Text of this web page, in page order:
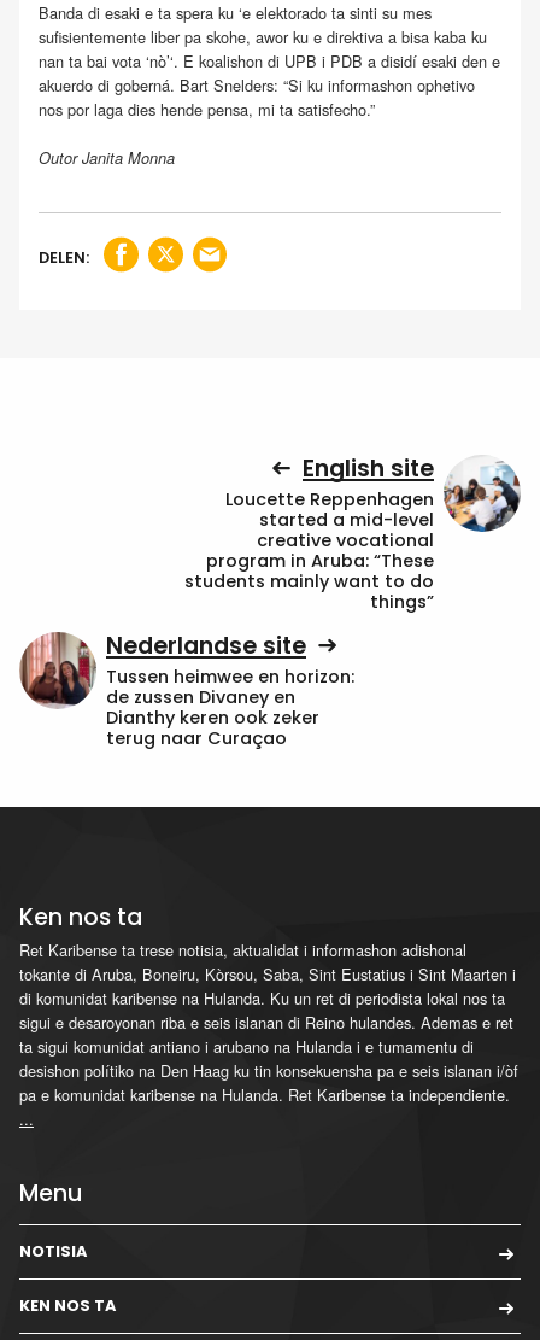
Banda di esaki e ta spera ku ‘e elektorado ta sinti su mes
sufisientemente liber pa skohe, awor ku e direktiva a bisa kaba ku
nan ta bai vota ‘nò’‘. E koalishon di UPB i PDB a disidí esaki den e
akuerdo di goberná. Bart Snelders: “Si ku informashon ophetivo
nos por laga dies hende pensa, mi ta satisfecho.”
Outor Janita Monna
DELEN:
English site
Loucette Reppenhagen
started a mid-level
creative vocational
program in Aruba: “These
students mainly want to do
things”
Nederlandse site
Tussen heimwee en horizon:
de zussen Divaney en
Dianthy keren ook zeker
terug naar Curaçao
Ken nos ta
Ret Karibense ta trese notisia, aktualidat i informashon adishonal
tokante di Aruba, Boneiru, Kòrsou, Saba, Sint Eustatius i Sint Maarten i
di komunidat karibense na Hulanda. Ku un ret di periodista lokal nos ta
sigui e desaroyonan riba e seis islanan di Reino hulandes. Ademas e ret
ta sigui komunidat antiano i arubano na Hulanda i e tumamentu di
desishon polítiko na Den Haag ku tin konsekuensha pa e seis islanan i/òf
pa e komunidat karibense na Hulanda. Ret Karibense ta independiente.
...
Menu
NOTISIA
KEN NOS TA